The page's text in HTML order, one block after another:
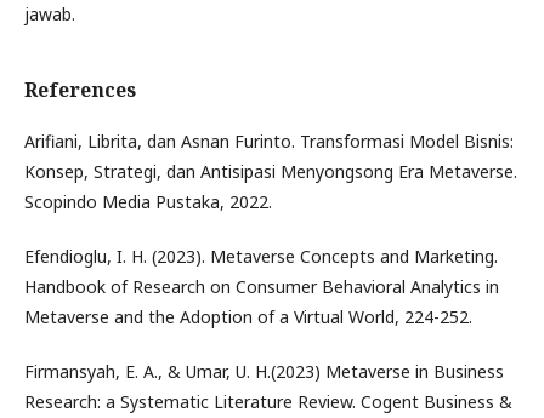
jawab.
References
Arifiani, Librita, dan Asnan Furinto. Transformasi Model Bisnis:
Konsep, Strategi, dan Antisipasi Menyongsong Era Metaverse.
Scopindo Media Pustaka, 2022.
Efendioglu, I. H. (2023). Metaverse Concepts and Marketing.
Handbook of Research on Consumer Behavioral Analytics in
Metaverse and the Adoption of a Virtual World, 224-252.
Firmansyah, E. A., & Umar, U. H.(2023) Metaverse in Business
Research: a Systematic Literature Review. Cogent Business &